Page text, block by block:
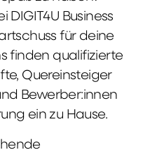
DIGIT4U Business
für deine
finden qualifizierte
Quereinsteiger
Bewerber:innen
ein zu Hause.